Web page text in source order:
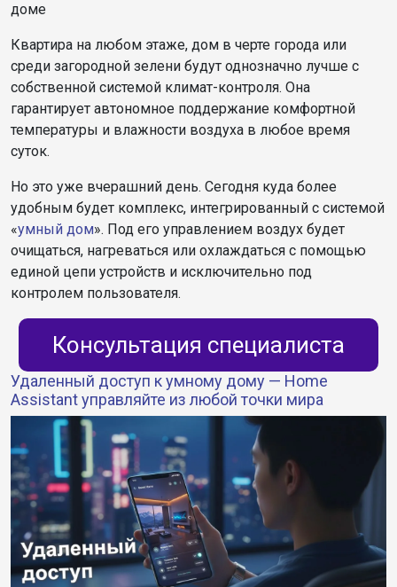
доме
Квартира на любом этаже, дом в черте города или
среди загородной зелени будут однозначно лучше с
собственной системой климат-контроля. Она
гарантирует автономное поддержание комфортной
температуры и влажности воздуха в любое время
суток.
Но это уже вчерашний день. Сегодня куда более
удобным будет комплекс, интегрированный с системой
«умный дом». Под его управлением воздух будет
очищаться, нагреваться или охлаждаться с помощью
единой цепи устройств и исключительно под
контролем пользователя.
Консультация специалиста
Удаленный доступ к умному дому — Home
Assistant управляйте из любой точки мира